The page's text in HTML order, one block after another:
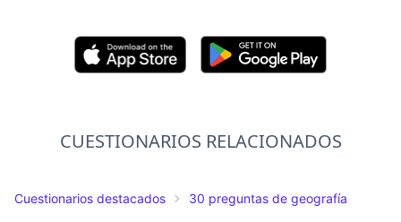
CUESTIONARIOS RELACIONADOS
Cuestionarios destacados 30 preguntas de geografía